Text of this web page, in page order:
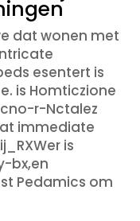
dat wonen met
esentert is
is Homticzione
r-Nctalez
immediate
is
bx,en
Pedamics om